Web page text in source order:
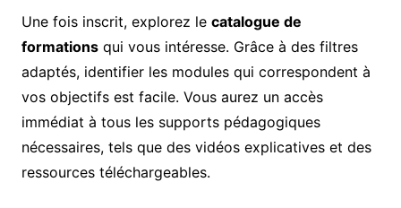
Une fois inscrit, explorez le catalogue de
formationsqui vous intéresse. Grâce à des filtres
adaptés, identifier les modules qui correspondent à
vos objectifs est facile. Vous aurez un accès
immédiat à tous les supports pédagogiques
nécessaires, tels que des vidéos explicatives et des
ressources téléchargeables.